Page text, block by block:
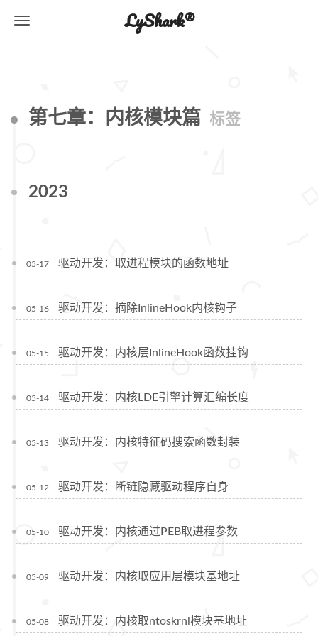
LyShark®
第七章：内核模块篇 标签
2023
05-17 驱动开发：取进程模块的函数地址
05-16 驱动开发：摘除InlineHook内核钩子
05-15 驱动开发：内核层InlineHook函数挂钩
05-14 驱动开发：内核LDE引擎计算汇编长度
05-13 驱动开发：内核特征码搜索函数封装
05-12 驱动开发：断链隐藏驱动程序自身
05-10 驱动开发：内核通过PEB取进程参数
05-09 驱动开发：内核取应用层模块基地址
05-08 驱动开发：内核取ntoskrnl模块基地址